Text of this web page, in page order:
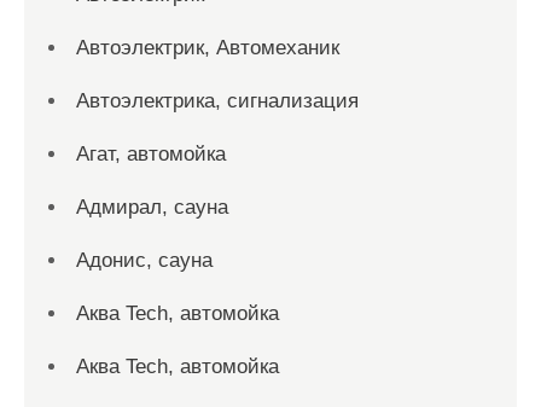
Автоэлектрик, Автомеханик
Автоэлектрика, сигнализация
Агат, автомойка
Адмирал, сауна
Адонис, сауна
Аква Tech, автомойка
Аква Tech, автомойка